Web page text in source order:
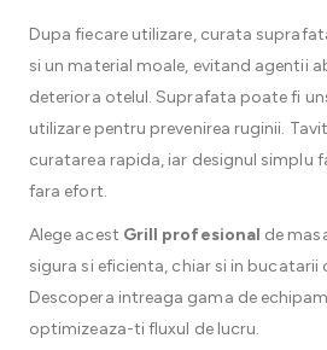
Dupa fiecare utilizare, curata
si un material moale, evitand agentii
deteriora otelul. Suprafata poate fi
utilizare pentru prevenirea ruginii.
curatarea rapida, iar designul simplu
fara efort.
Alege acest Grill profesional de
sigura si eficienta, chiar si in
Descopera intreaga gama de
optimizeaza-ti fluxul de lucru.